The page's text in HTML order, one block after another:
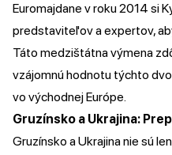
Euromajdane v roku 2014 si
predstaviteľov a expertov,
Táto medzištátna výmena
vzájomnú hodnotu týchto
vo východnej Európe.
Gruzínsko a Ukrajina:
Gruzínsko a Ukrajina nie sú